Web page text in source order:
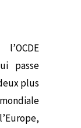
passe
plus